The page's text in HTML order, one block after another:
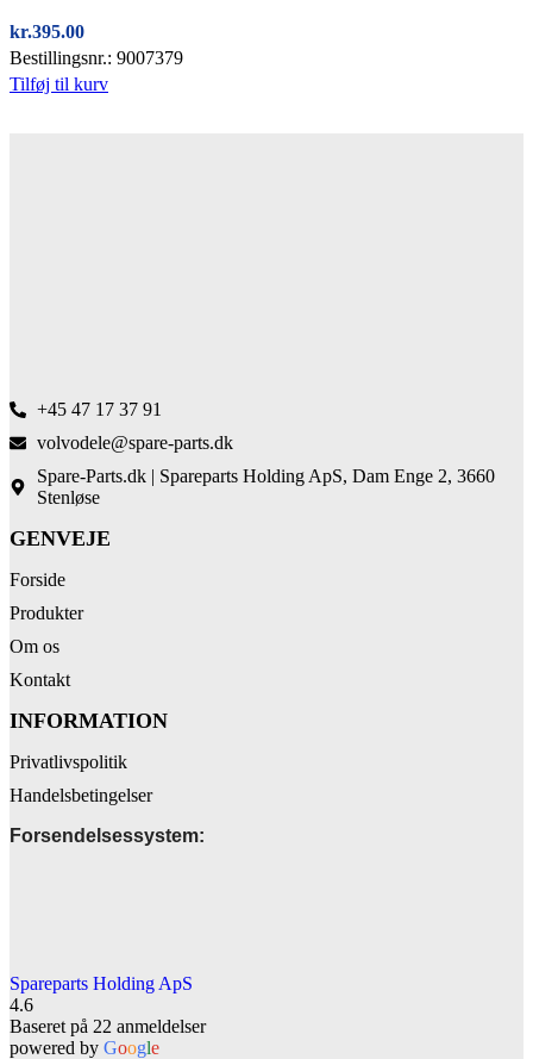
kr.395.00
Bestillingsnr.: 9007379
Tilføj til kurv
+45 47 17 37 91
volvodele@spare-parts.dk
Spare-Parts.dk | Spareparts Holding ApS, Dam Enge 2, 3660
Stenløse
GENVEJE
Forside
Produkter
Om os
Kontakt
INFORMATION
Privatlivspolitik
Handelsbetingelser
Forsendelsessystem:
Spareparts Holding ApS
4.6
Baseret på 22 anmeldelser
powered by Google